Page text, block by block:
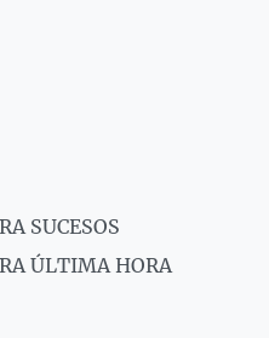
SUCESOS
ÚLTIMA HORA